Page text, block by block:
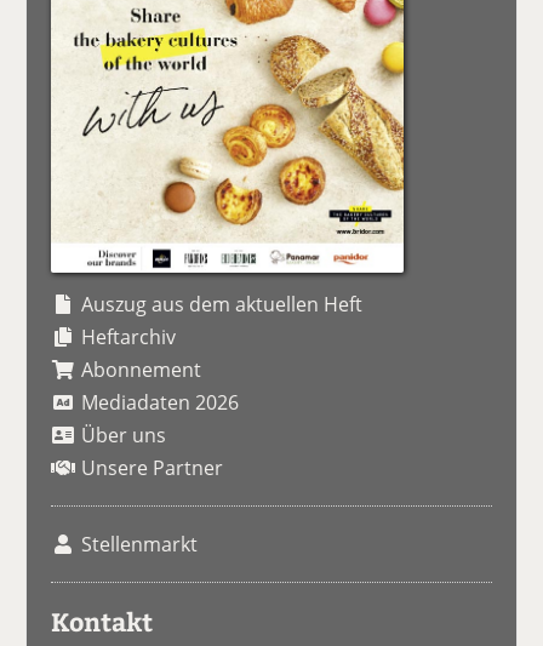
Auszug aus dem aktuellen Heft
Heftarchiv
Abonnement
Mediadaten 2026
Über uns
Unsere Partner
Stellenmarkt
Kontakt